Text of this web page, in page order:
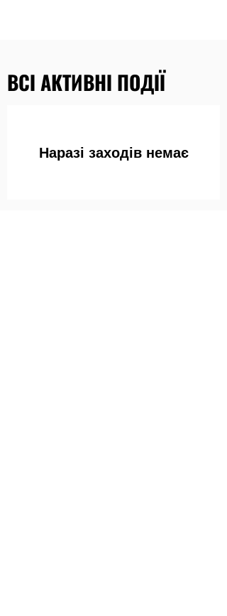
ВСІ АКТИВНІ ПОДІЇ
Наразі заходів немає